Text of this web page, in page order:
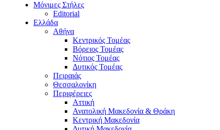
Μόνιμες Στήλες
Editorial
Ελλάδα
Αθήνα
Κεντρικός Τομέας
Βόρειος Τομέας
Νότιος Τομέας
Δυτικός Τομέας
Πειραιάς
Θεσσαλονίκη
Περιφέρειες
Αττική
Ανατολική Μακεδονία & Θράκη
Κεντρική Μακεδονία